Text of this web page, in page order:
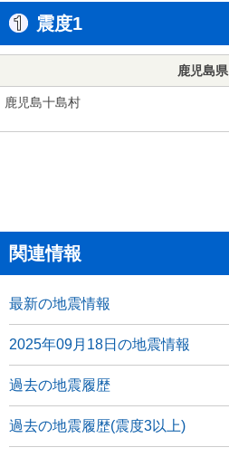
震度1
鹿児島県
鹿児島十島村
関連情報
最新の地震情報
2025年09月18日の地震情報
過去の地震履歴
過去の地震履歴(震度3以上)